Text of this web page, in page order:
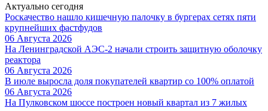
Актуально сегодня
Роскачество нашло кишечную палочку в бургерах сетях пяти
крупнейших фастфудов
06 Августа 2026
На Ленинградской АЭС-2 начали строить защитную оболочку
реактора
06 Августа 2026
В июле выросла доля покупателей квартир со 100% оплатой
06 Августа 2026
На Пулковском шоссе построен новый квартал из 7 жилых